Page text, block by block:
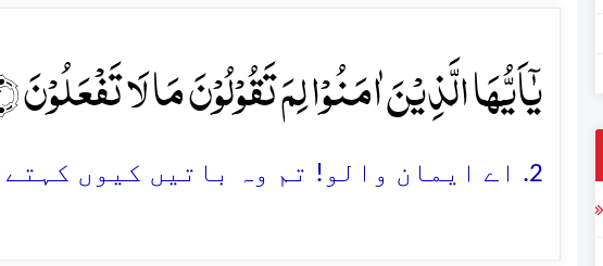
یٰۤاَیُّہَا الَّذِیۡنَ اٰمَنُوۡا لِمَ تَقُوۡلُوۡنَ مَا لَا تَفۡعَلُوۡنَ ﴿۲﴾
2. اے ایمان والو! تم وہ باتیں کیوں کہتے ہو جو تم کرتے نہیں ہو